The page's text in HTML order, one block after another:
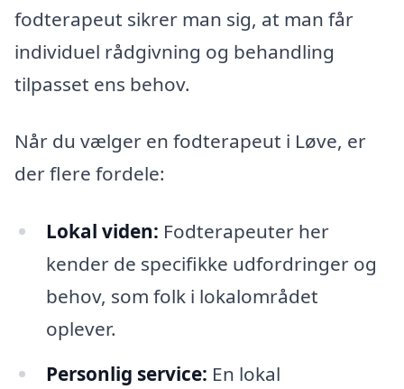
fodterapeut sikrer man sig, at man får
individuel rådgivning og behandling
tilpasset ens behov.
Når du vælger en fodterapeut i Løve, er
der flere fordele:
Lokal viden: Fodterapeuter her
kender de specifikke udfordringer og
behov, som folk i lokalområdet
oplever.
Personlig service: En lokal